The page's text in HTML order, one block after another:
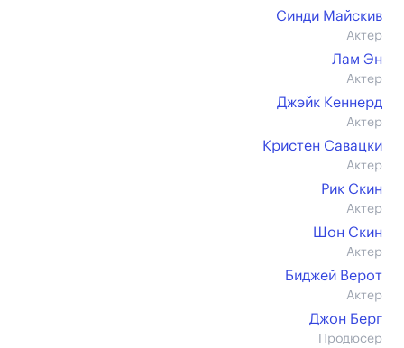
Синди Майскив
Актер
Лам Эн
Актер
Джэйк Кеннерд
Актер
Кристен Савацки
Актер
Рик Скин
Актер
Шон Скин
Актер
Биджей Верот
Актер
Джон Берг
Продюсер